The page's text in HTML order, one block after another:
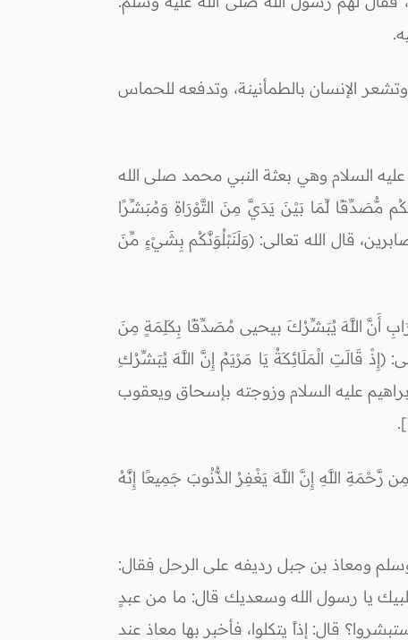
الإنسان بالطمأنينة، وتدفعه للحماس
عليه السلام وهي بعثة النبي محمد صلى الله
مُّصَدِّقًا لِّمَا بَيْنَ يَدَيَّ مِنَ التَّوْرَاةِ وَمُبَشِّرًا
قَالُوا هذا سِحْرٌ مُّبِينٌ) [الصف:6]، ومنها البشرى للصابرين، قال الله تعالى: (وَلَنَبْلُوَنَّكُم بِشَيْءٍ مِّنَ
أَنَّ اللَّهَ يُبَشِّرُكَ بيحيى مُصَدِّقًا بِكَلِمَةٍ مِنَ
قال الله تعالى: (إِذْ قَالَتِ الْمَلَائِكَةُ يَا مَرْيَمُ إِنَّ اللَّهَ يُبَشِّرُكِ
مَرْيَمَ وَجِيهًا فِي الدُّنْيَا وَالْآخِرَةِ وَمِنَ الْمُقَرَّبِينَ) [آل عمران:45]، وبشرت إبراهيم عليه السلام وزوجته بإسحاق ويعقوب
رَّحْمَةِ اللَّهِ إِنَّ اللَّهَ يَغْفِرُ الذُّنُوبَ جَمِيعًا إِنَّهُ
ومعاذ بن جبل رديفه على الرحل فقال:
يا رسول الله وسعديك قال: ما من عبدٍ
قال: إذاً يتكلوا، فأخبر بها معاذ عند